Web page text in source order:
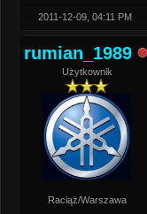
2011-12-09, 04:11 PM
rumian_1989
Użytkownik
Raciąż/Warszawa